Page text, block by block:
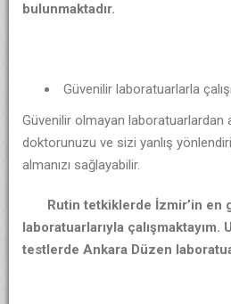
bulunmaktadır.
Güvenilir laboratuarlarla
Güvenilir olmayan laboratuarlardan
doktorunuzu ve sizi yanlış
almanızı sağlayabilir.
Rutin tetkiklerde İzmir’in en
laboratuarlarıyla çalışmaktayım.
testlerde Ankara Düzen